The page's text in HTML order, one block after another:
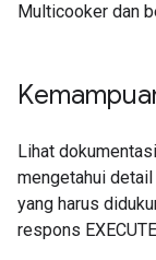
Multicooker dan
Lihat
mengetahui
yang harus
respons